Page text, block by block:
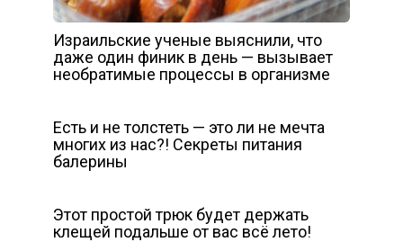
Израильские ученые выяснили, что
даже один финик в день — вызывает
необратимые процессы в организме
Есть и не толстеть — это ли не мечта
многих из нас?! Секреты питания
балерины
Этот простой трюк будет держать
клещей подальше от вас всё лето!